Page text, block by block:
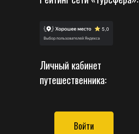
Личный кабинет
путешественника:
Войти